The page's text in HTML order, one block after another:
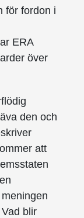
för fordon i
ERA
över
den och
att
blir